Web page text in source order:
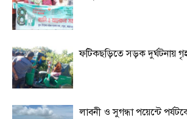
ফটিকছড়িতে সড়ক দুর্ঘটনায়
লাবনী ও সুগন্ধা পয়েন্টে